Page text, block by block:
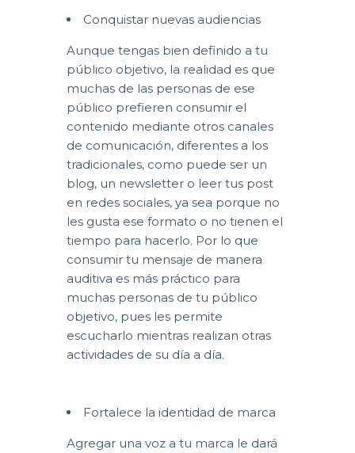
Conquistar nuevas audiencias
Aunque tengas bien definido a tu
público objetivo, la realidad es que
muchas de las personas de ese
público prefieren consumir el
contenido mediante otros canales
de comunicación, diferentes a los
tradicionales, como puede ser un
blog, un newsletter o leer tus post
en redes sociales, ya sea porque no
les gusta ese formato o no tienen el
tiempo para hacerlo. Por lo que
consumir tu mensaje de manera
auditiva es más práctico para
muchas personas de tu público
objetivo, pues les permite
escucharlo mientras realizan otras
actividades de su día a día.
Fortalece la identidad de marca
Agregar una voz a tu marca le dará